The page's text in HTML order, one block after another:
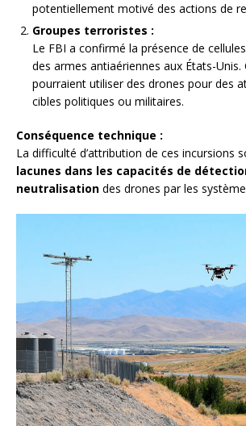
potentiellement motivé des actions de
Groupes terroristes :
Le FBI a confirmé la présence de
des armes antiaériennes aux États-Unis.
pourraient utiliser des drones pour des
cibles politiques ou militaires.
Conséquence technique :
La difficulté d’attribution de ces incursions
lacunes dans les capacités de
neutralisation des drones par les